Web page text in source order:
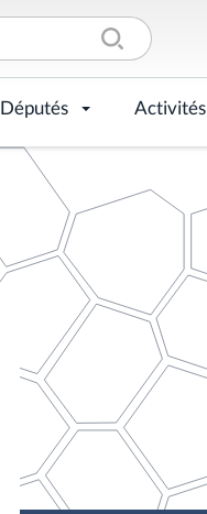
Députés Activités